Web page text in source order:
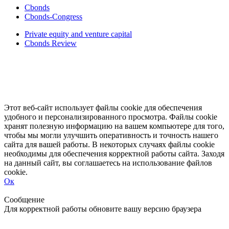
Cbonds
Cbonds-Congress
Private equity and venture capital
Cbonds Review
Этот веб-сайт использует файлы cookie для обеспечения
удобного и персонализированного просмотра. Файлы cookie
хранят полезную информацию на вашем компьютере для того,
чтобы мы могли улучшить оперативность и точность нашего
сайта для вашей работы. В некоторых случаях файлы cookie
необходимы для обеспечения корректной работы сайта. Заходя
на данный сайт, вы соглашаетесь на использование файлов
cookie.
Ок
Сообщение
Для корректной работы обновите вашу версию браузера